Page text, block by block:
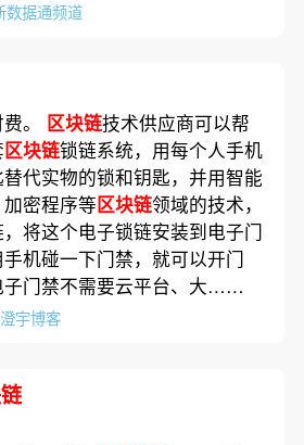
数据通频道
。 区块链技术供应商可以帮
区块链锁链系统，用每个人手机
代实物的锁和钥匙，并用智能
密程序等区块链领域的技术，
将这个电子锁链安装到电子门
机碰一下门禁，就可以开门
子门禁不需要云平台、大……
宇博客